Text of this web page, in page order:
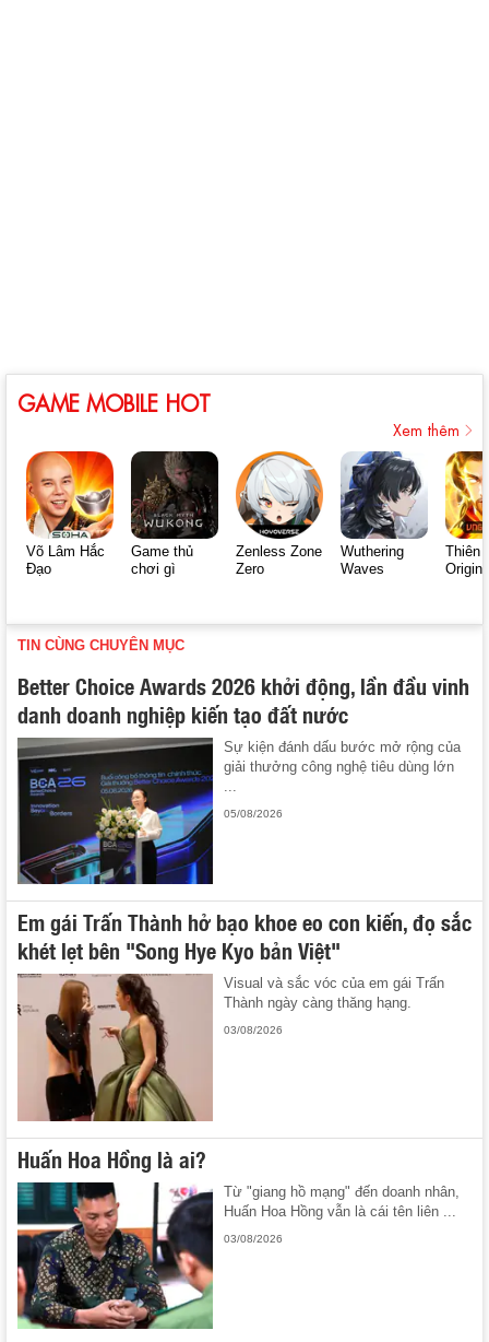
GAME MOBILE HOT
Xem thêm
Võ Lâm Hắc
Đạo
Game thủ
chơi gì
Zenless Zone
Zero
Wuthering
Waves
Thiên
Origin
TIN CÙNG CHUYÊN MỤC
Better Choice Awards 2026 khởi động, lần đầu vinh
danh doanh nghiệp kiến tạo đất nước
Sự kiện đánh dấu bước mở rộng của
giải thưởng công nghệ tiêu dùng lớn
...
05/08/2026
Em gái Trấn Thành hở bạo khoe eo con kiến, đọ sắc
khét lẹt bên "Song Hye Kyo bản Việt"
Visual và sắc vóc của em gái Trấn
Thành ngày càng thăng hạng.
03/08/2026
Huấn Hoa Hồng là ai?
Từ "giang hồ mạng" đến doanh nhân,
Huấn Hoa Hồng vẫn là cái tên liên ...
03/08/2026